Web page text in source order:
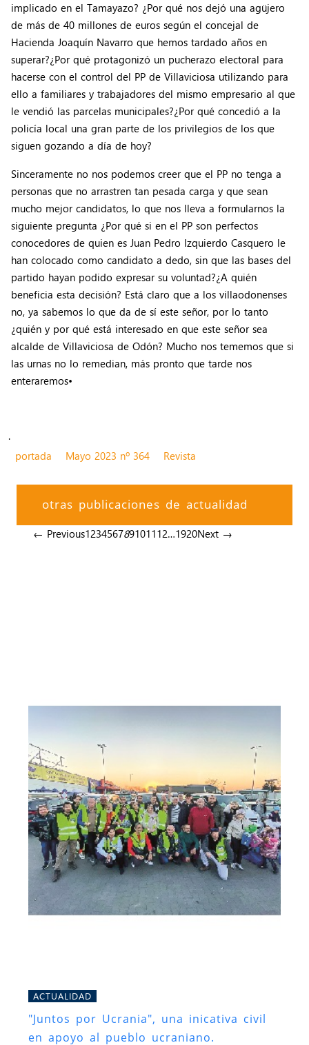
implicado en el Tamayazo? ¿Por qué nos dejó una agüjero
de más de 40 millones de euros según el concejal de
Hacienda Joaquín Navarro que hemos tardado años en
superar?¿Por qué protagonizó un pucherazo electoral para
hacerse con el control del PP de Villaviciosa utilizando para
ello a familiares y trabajadores del mismo empresario al que
le vendió las parcelas municipales?¿Por qué concedió a la
policía local una gran parte de los privilegios de los que
siguen gozando a día de hoy?
Sinceramente no nos podemos creer que el PP no tenga a
personas que no arrastren tan pesada carga y que sean
mucho mejor candidatos, lo que nos lleva a formularnos la
siguiente pregunta ¿Por qué si en el PP son perfectos
conocedores de quien es Juan Pedro Izquierdo Casquero le
han colocado como candidato a dedo, sin que las bases del
partido hayan podido expresar su voluntad?¿A quién
beneficia esta decisión? Está claro que a los villaodonenses
no, ya sabemos lo que da de sí este señor, por lo tanto
¿quién y por qué está interesado en que este señor sea
alcalde de Villaviciosa de Odón? Mucho nos tememos que si
las urnas no lo remedian, más pronto que tarde nos
enteraremos•
.
portada
Mayo 2023 nº 364 Revista
otras publicaciones de actualidad
← Previous123456789101112…1920Next →
ACTUALIDAD
"Juntos por Ucrania", una inicativa civil
en apoyo al pueblo ucraniano.